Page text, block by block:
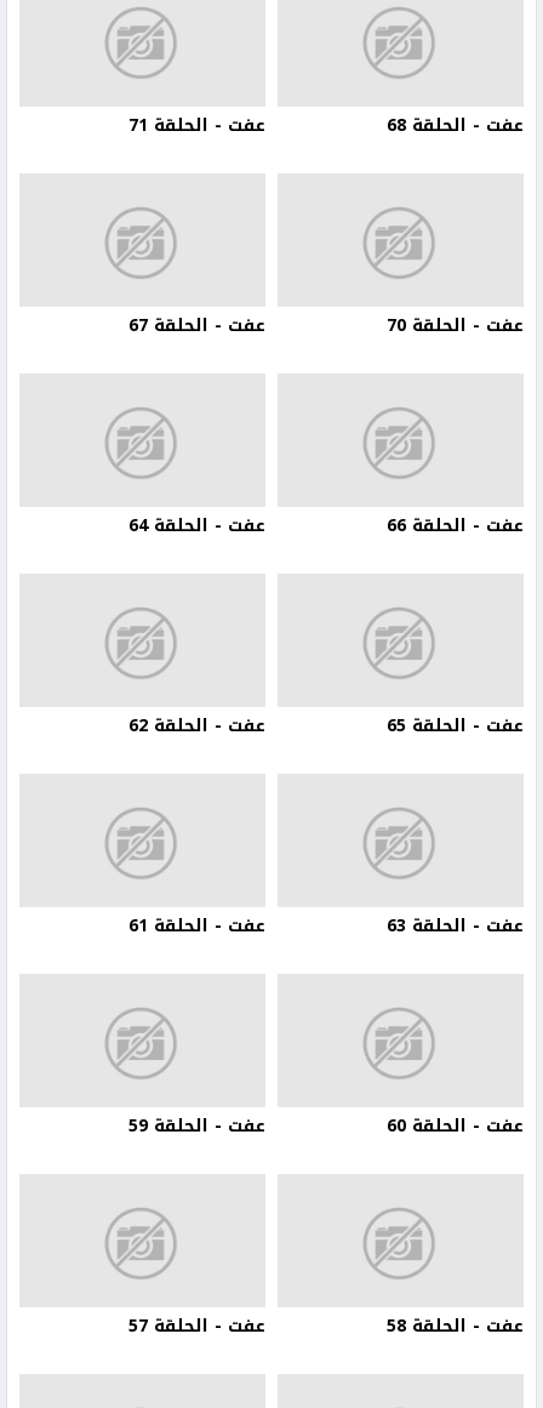
عفت - الحلقة 68 عفت - الحلقة 71
عفت - الحلقة 70 عفت - الحلقة 67
عفت - الحلقة 66 عفت - الحلقة 64
عفت - الحلقة 65 عفت - الحلقة 62
عفت - الحلقة 63 عفت - الحلقة 61
عفت - الحلقة 60 عفت - الحلقة 59
عفت - الحلقة 58 عفت - الحلقة 57